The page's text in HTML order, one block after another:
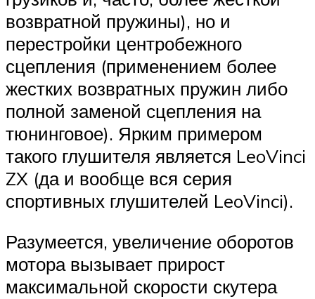
возвратной пружины), но и
перестройки центробежного
сцепления (применением более
жестких возвратных пружин либо
полной заменой сцепления на
тюнинговое). Ярким примером
такого глушителя является LeoVinci
ZX (да и вообще вся серия
спортивных глушителей LeoVinci).
Разумеется, увеличение оборотов
мотора вызывает прирост
максимальной скорости скутера